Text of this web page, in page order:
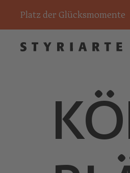
Platz der Glücksmomente